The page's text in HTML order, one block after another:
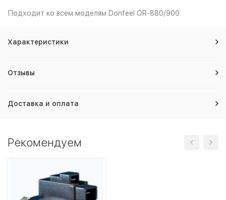
Подходит ко всем моделям Donfeel OR-880/900
Характеристики
Отзывы
Доставка и оплата
Рекомендуем